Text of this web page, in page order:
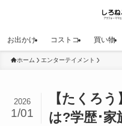
お出かけ コストコ 買い物
ホーム エンターテイメント
【たくろ
は?学歴･
2026
1/01